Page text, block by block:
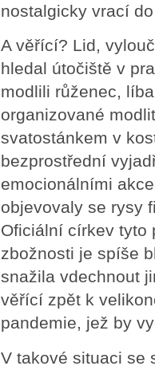
nostalgicky vrací
A věřící? Lid,
hledal útočiště v
modlili růženec,
organizované
svatostánkem v
bezprostřední
emocionálními
objevovaly se rysy
Oficiální církev tyto
zbožnosti je spíše
snažila vdechnout
věřící zpět k
pandemie, jež by
V takové situaci se